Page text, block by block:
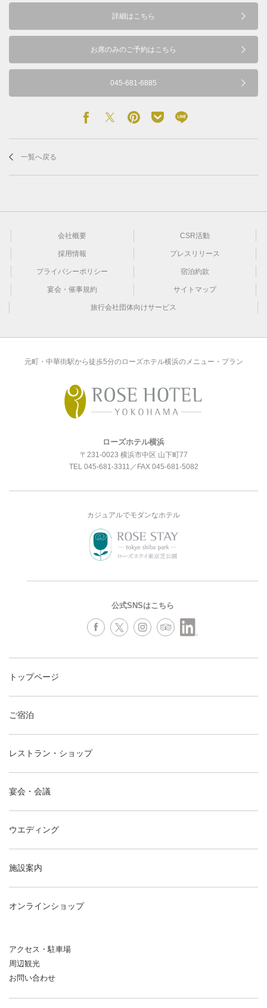
詳細はこちら
お席のみのご予約はこちら
045-681-6885
一覧へ戻る
会社概要 CSR活動
採用情報 プレスリリース
プライバシーポリシー 宿泊約款
宴会・催事規約 サイトマップ
旅行会社団体向けサービス
元町・中華街駅から徒歩5分のローズホテル横浜のメニュー・プラン
ローズホテル横浜
〒231-0023 横浜市中区 山下町77
TEL 045-681-3311 ／FAX 045-681-5082
カジュアルでモダンなホテル
公式SNSはこちら
トップページ
ご宿泊
レストラン・ショップ
宴会・会議
ウエディング
施設案内
オンラインショップ
アクセス・駐車場
周辺観光
お問い合わせ